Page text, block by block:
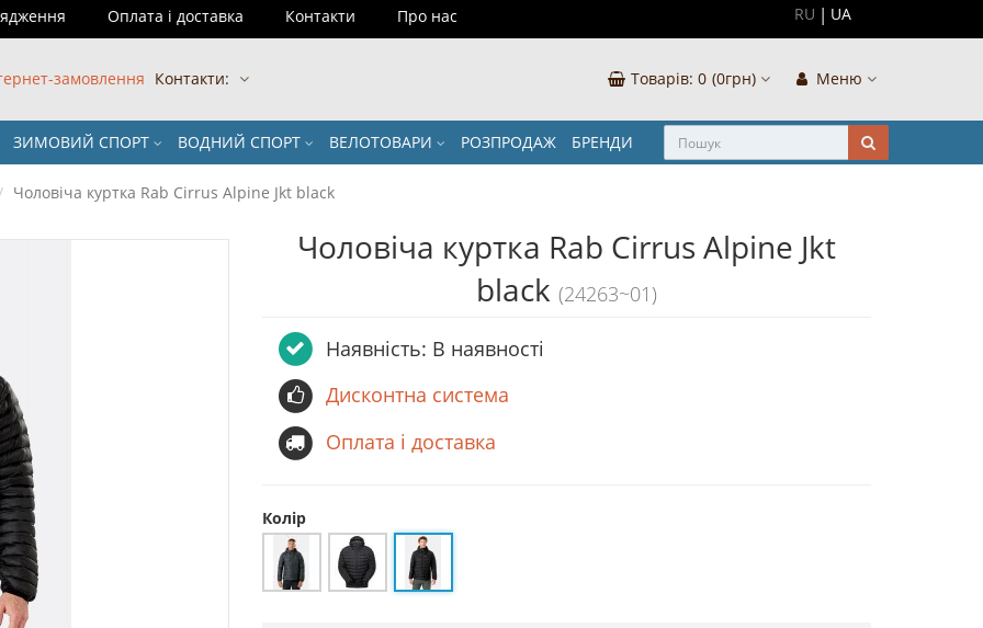
Оплата і доставка Контакти Про нас RU UA
замовлення Контакти: (0грн)
Товарів: 0 Меню
ЗИМОВИЙ СПОРТ ВОДНИЙ СПОРТ ВЕЛОТОВАРИ РОЗПРОДАЖ БРЕНДИ
Чоловіча куртка Rab Cirrus Alpine Jkt black
Чоловіча куртка Rab Cirrus Alpine Jkt
black (24263~01)
Наявність: В наявності
Дисконтна система
Оплата і доставка
Колір